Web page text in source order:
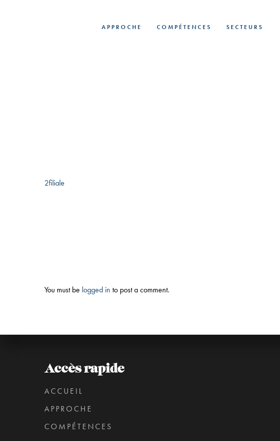
APPROCHE COMPÉTENCES SECTEURS
2filiale
You must be logged in to post a comment.
Accès rapide
ACCUEIL
APPROCHE
COMPÉTENCES